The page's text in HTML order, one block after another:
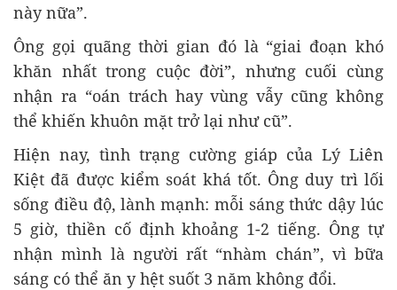
này nữa”.
Ông gọi quãng thời gian đó là “giai đoạn khó
khăn nhất trong cuộc đời”, nhưng cuối cùng
nhận ra “oán trách hay vùng vẫy cũng không
thể khiến khuôn mặt trở lại như cũ”.
Hiện nay, tình trạng cường giáp của Lý Liên
Kiệt đã được kiểm soát khá tốt. Ông duy trì lối
sống điều độ, lành mạnh: mỗi sáng thức dậy lúc
5 giờ, thiền cố định khoảng 1-2 tiếng. Ông tự
nhận mình là người rất “nhàm chán”, vì bữa
sáng có thể ăn y hệt suốt 3 năm không đổi.